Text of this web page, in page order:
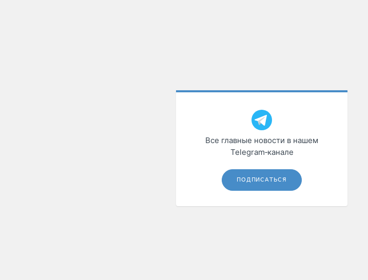
Все главные новости в нашем
Telegram‑канале
ПОДПИСАТЬСЯ